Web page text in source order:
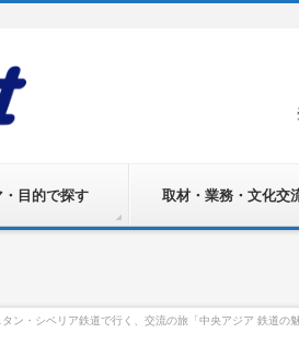
・目的で探す 取材・業務・文化交
・シベリア鉄道で行く、交流の旅「中央アジア 鉄道の魅